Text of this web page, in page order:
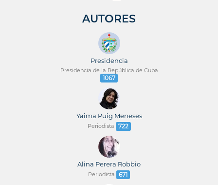
AUTORES
Presidencia
Presidencia de la República de Cuba
1067
Yaima Puig Meneses
Periodista 722
Alina Perera Robbio
Periodista 671